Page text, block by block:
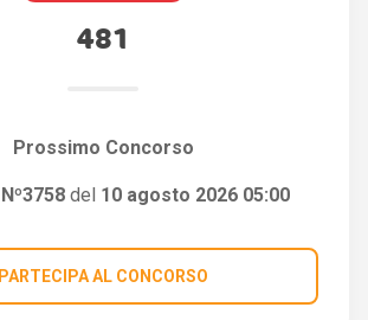
481
Prossimo Concorso
Nº3758del 10 agosto 2026 05:00
PARTECIPA AL CONCORSO